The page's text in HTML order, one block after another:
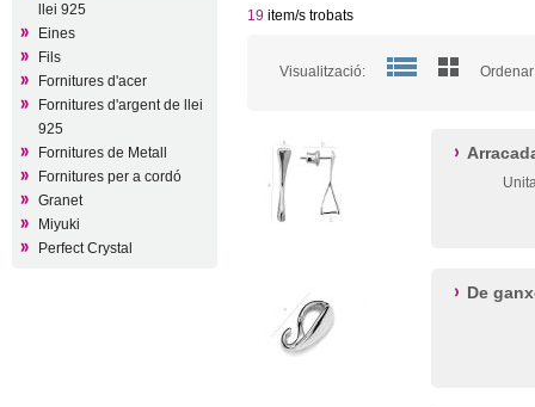
llei 925
Eines
Fils
Fornitures d'acer
Fornitures d'argent de llei
925
Fornitures de Metall
Fornitures per a cordó
Granet
Miyuki
Perfect Crystal
19 item/s trobats
Visualització:
De